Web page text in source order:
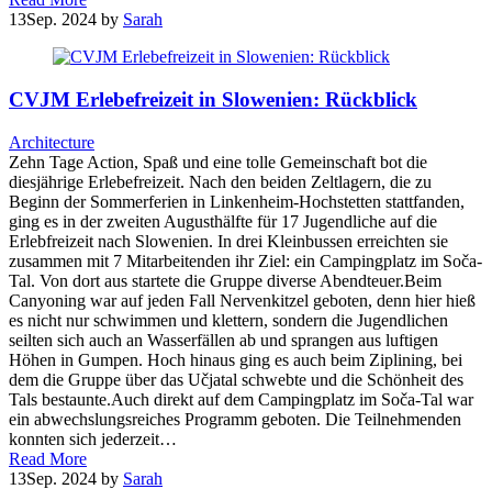
13Sep. 2024 by Sarah
CVJM Erlebefreizeit in Slowenien: Rückblick
Architecture
Zehn Tage Action, Spaß und eine tolle Gemeinschaft bot die
diesjährige Erlebefreizeit. Nach den beiden Zeltlagern, die zu
Beginn der Sommerferien in Linkenheim-Hochstetten stattfanden,
ging es in der zweiten Augusthälfte für 17 Jugendliche auf die
Erlebfreizeit nach Slowenien. In drei Kleinbussen erreichten sie
zusammen mit 7 Mitarbeitenden ihr Ziel: ein Campingplatz im Soča-
Tal. Von dort aus startete die Gruppe diverse Abendteuer.Beim
Canyoning war auf jeden Fall Nervenkitzel geboten, denn hier hieß
es nicht nur schwimmen und klettern, sondern die Jugendlichen
seilten sich auch an Wasserfällen ab und sprangen aus luftigen
Höhen in Gumpen. Hoch hinaus ging es auch beim Ziplining, bei
dem die Gruppe über das Učjatal schwebte und die Schönheit des
Tals bestaunte.Auch direkt auf dem Campingplatz im Soča-Tal war
ein abwechslungsreiches Programm geboten. Die Teilnehmenden
konnten sich jederzeit…
Read More
13Sep. 2024 by Sarah